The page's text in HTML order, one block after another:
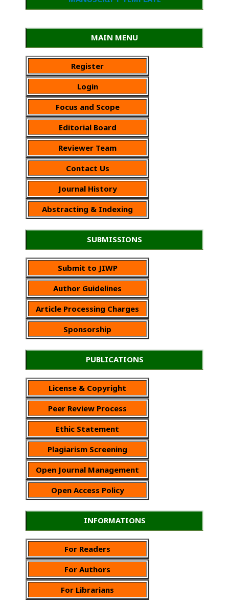
MAIN MENU
Register
Login
Focus and Scope
Editorial Board
Reviewer Team
Contact Us
Journal History
Abstracting & Indexing
SUBMISSIONS
Submit to JIWP
Author Guidelines
Article Processing Charges
Sponsorship
PUBLICATIONS
License & Copyright
Peer Review Process
Ethic Statement
Plagiarism Screening
Open Journal Management
Open Access Policy
INFORMATIONS
For Readers
For Authors
For Librarians